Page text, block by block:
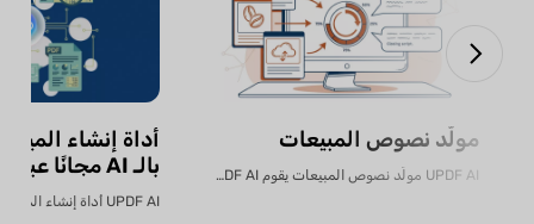
مولّد نصوص المبيعات
UPDF AI مولّد نصوص المبيعات يقوم UPDF AI بتحويل...
أداة إنشاء
بالـ AI مجانًا عبر الإنترنت